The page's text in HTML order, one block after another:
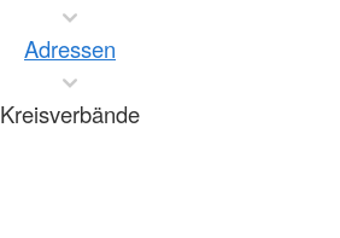
Adressen
Kreisverbände